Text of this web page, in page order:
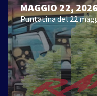
MAGGIO 22,
Puntatina del 22